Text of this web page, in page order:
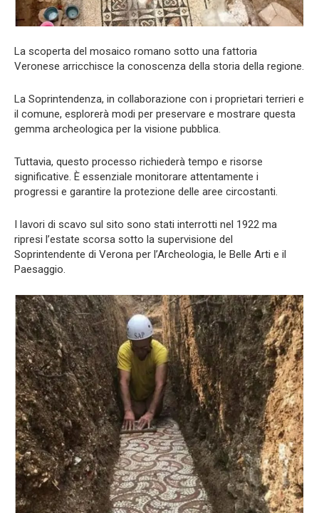
La scoperta del mosaico romano sotto una fattoria
Veronese arricchisce la conoscenza della storia della regione.
La Soprintendenza, in collaborazione con i proprietari terrieri e
il comune, esplorerà modi per preservare e mostrare questa
gemma archeologica per la visione pubblica.
Tuttavia, questo processo richiederà tempo e risorse
significative. È essenziale monitorare attentamente i
progressi e garantire la protezione delle aree circostanti.
I lavori di scavo sul sito sono stati interrotti nel 1922 ma
ripresi l’estate scorsa sotto la supervisione del
Soprintendente di Verona per l’Archeologia, le Belle Arti e il
Paesaggio.